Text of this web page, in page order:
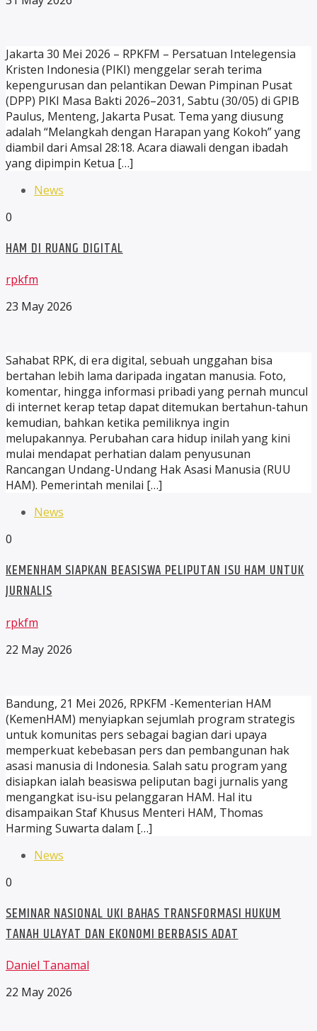
Jakarta 30 Mei 2026 – RPKFM – Persatuan Intelegensia
Kristen Indonesia (PIKI) menggelar serah terima
kepengurusan dan pelantikan Dewan Pimpinan Pusat
(DPP) PIKI Masa Bakti 2026–2031, Sabtu (30/05) di GPIB
Paulus, Menteng, Jakarta Pusat. Tema yang diusung
adalah “Melangkah dengan Harapan yang Kokoh” yang
diambil dari Amsal 28:18. Acara diawali dengan ibadah
yang dipimpin Ketua […]
News
0
HAM DI RUANG DIGITAL
rpkfm
23 May 2026
Sahabat RPK, di era digital, sebuah unggahan bisa
bertahan lebih lama daripada ingatan manusia. Foto,
komentar, hingga informasi pribadi yang pernah muncul
di internet kerap tetap dapat ditemukan bertahun-tahun
kemudian, bahkan ketika pemiliknya ingin
melupakannya. Perubahan cara hidup inilah yang kini
mulai mendapat perhatian dalam penyusunan
Rancangan Undang-Undang Hak Asasi Manusia (RUU
HAM). Pemerintah menilai […]
News
0
KEMENHAM SIAPKAN BEASISWA PELIPUTAN ISU HAM UNTUK
JURNALIS
rpkfm
22 May 2026
Bandung, 21 Mei 2026, RPKFM -Kementerian HAM
(KemenHAM) menyiapkan sejumlah program strategis
untuk komunitas pers sebagai bagian dari upaya
memperkuat kebebasan pers dan pembangunan hak
asasi manusia di Indonesia. Salah satu program yang
disiapkan ialah beasiswa peliputan bagi jurnalis yang
mengangkat isu-isu pelanggaran HAM. Hal itu
disampaikan Staf Khusus Menteri HAM, Thomas
Harming Suwarta dalam […]
News
0
SEMINAR NASIONAL UKI BAHAS TRANSFORMASI HUKUM
TANAH ULAYAT DAN EKONOMI BERBASIS ADAT
Daniel Tanamal
22 May 2026